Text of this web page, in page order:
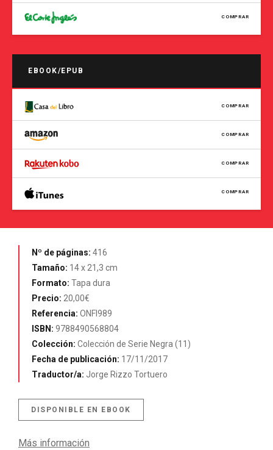
COMPRAR
EBOOK/EPUB
COMPRAR
COMPRAR
COMPRAR
COMPRAR
Nº de páginas: 416
Tamaño: 14 x 21,3 cm
Formato: Tapa dura
Precio: 20,00€
Referencia: ONFI989
ISBN: 9788490568804
Colección: Colección de Serie Negra (11)
Fecha de publicación: 17/11/2017
Traductor/a: Jorge Rizzo Tortuero
DISPONIBLE EN EBOOK
Más información